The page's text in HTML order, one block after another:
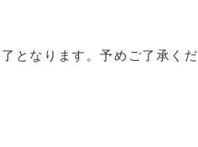
となります。予めご了承くだ